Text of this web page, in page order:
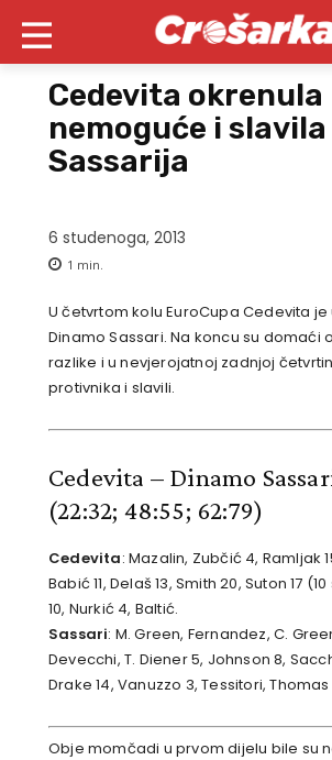
Cedevita okrenula
nemoguće i
Sassarija
6 studenoga, 2013
1 min.
U četvrtom kolu EuroCupa Cedevita
Dinamo Sassari. Na koncu su domaći
razlike i u nevjerojatnoj zadnjoj
protivnika i slavili.
Cedevita – Dinamo
(22:32; 48:55; 62:79)
Cedevita: Mazalin, Zubčić 4, Ramljak
Babić 11, Delaš 13, Smith 20, Suton 17
10, Nurkić 4, Baltić.
Sassari: M. Green, Fernandez, C.
Devecchi, T. Diener 5, Johnson 8,
Drake 14, Vanuzzo 3, Tessitori, Thomas
Obje momčadi u prvom dijelu bile su